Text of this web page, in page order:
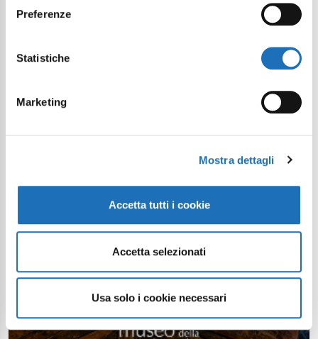
Preferenze
Statistiche
Marketing
Mostra dettagli
Accetta tutti i cookie
Accetta selezionati
Usa solo i cookie necessari
Continua a esplorare
Il tuo viaggio digitale dentro Cesenatico